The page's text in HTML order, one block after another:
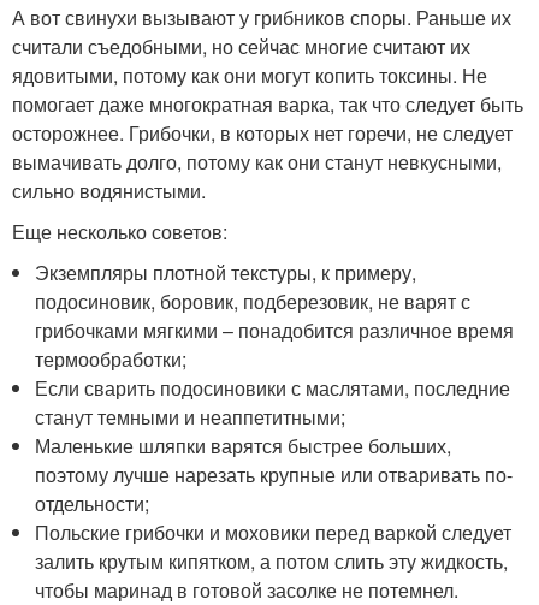
А вот свинухи вызывают у грибников споры. Раньше их
считали съедобными, но сейчас многие считают их
ядовитыми, потому как они могут копить токсины. Не
помогает даже многократная варка, так что следует быть
осторожнее. Грибочки, в которых нет горечи, не следует
вымачивать долго, потому как они станут невкусными,
сильно водянистыми.
Еще несколько советов:
Экземпляры плотной текстуры, к примеру,
подосиновик, боровик, подберезовик, не варят с
грибочками мягкими – понадобится различное время
термообработки;
Если сварить подосиновики с маслятами, последние
станут темными и неаппетитными;
Маленькие шляпки варятся быстрее больших,
поэтому лучше нарезать крупные или отваривать по-
отдельности;
Польские грибочки и моховики перед варкой следует
залить крутым кипятком, а потом слить эту жидкость,
чтобы маринад в готовой засолке не потемнел.